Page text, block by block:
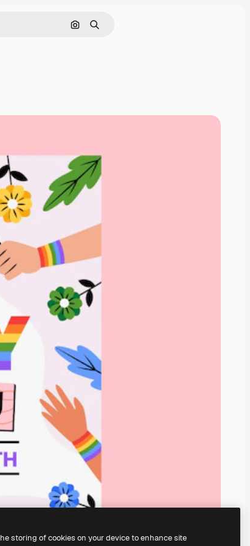
Cerca per immagine
Ricerca
storing of cookies on your device to enhance site